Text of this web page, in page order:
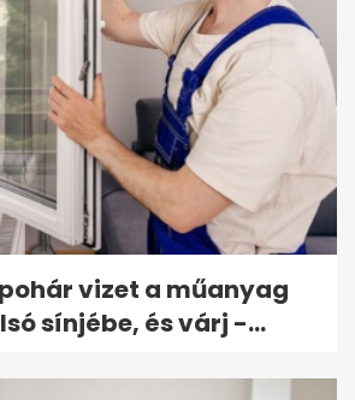
vizet a műanyag
sínjébe, és várj -...